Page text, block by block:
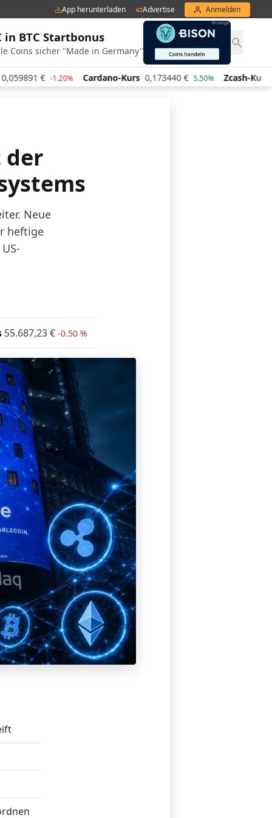
App herunterladen Advertise Anmelden
in BTC Startbonus
Coins sicher "Made in Germany"
€ -1.20% Cardano-Kurs 0,173440 € 5.50% Zcash-Kurs
der
Neue
heftige
55.687,23€ -0.50 %